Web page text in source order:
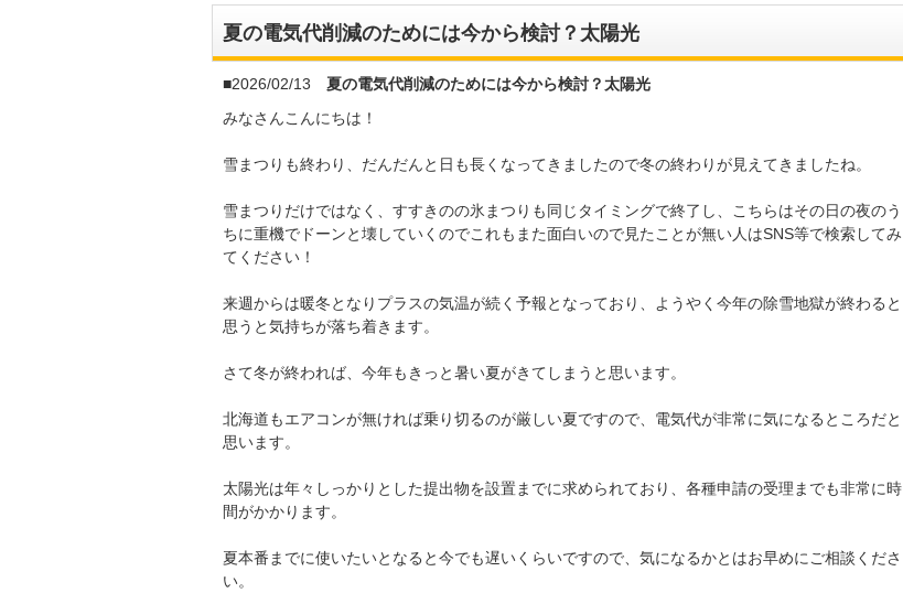
夏の電気代削減のためには今から検討？太陽光
■2026/02/13
夏の電気代削減のためには今から検討？太陽光
みなさんこんにちは！
雪まつりも終わり、だんだんと日も長くなってきましたので冬の終わりが見えてきましたね。
雪まつりだけではなく、すすきのの氷まつりも同じタイミングで終了し、こちらはその日の夜のう
ちに重機でドーンと壊していくのでこれもまた面白いので見たことが無い人はSNS等で検索してみ
てください！
来週からは暖冬となりプラスの気温が続く予報となっており、ようやく今年の除雪地獄が終わると
思うと気持ちが落ち着きます。
さて冬が終われば、今年もきっと暑い夏がきてしまうと思います。
北海道もエアコンが無ければ乗り切るのが厳しい夏ですので、電気代が非常に気になるところだと
思います。
太陽光は年々しっかりとした提出物を設置までに求められており、各種申請の受理までも非常に時
間がかかります。
夏本番までに使いたいとなると今でも遅いくらいですので、気になるかとはお早めにご相談くださ
い。